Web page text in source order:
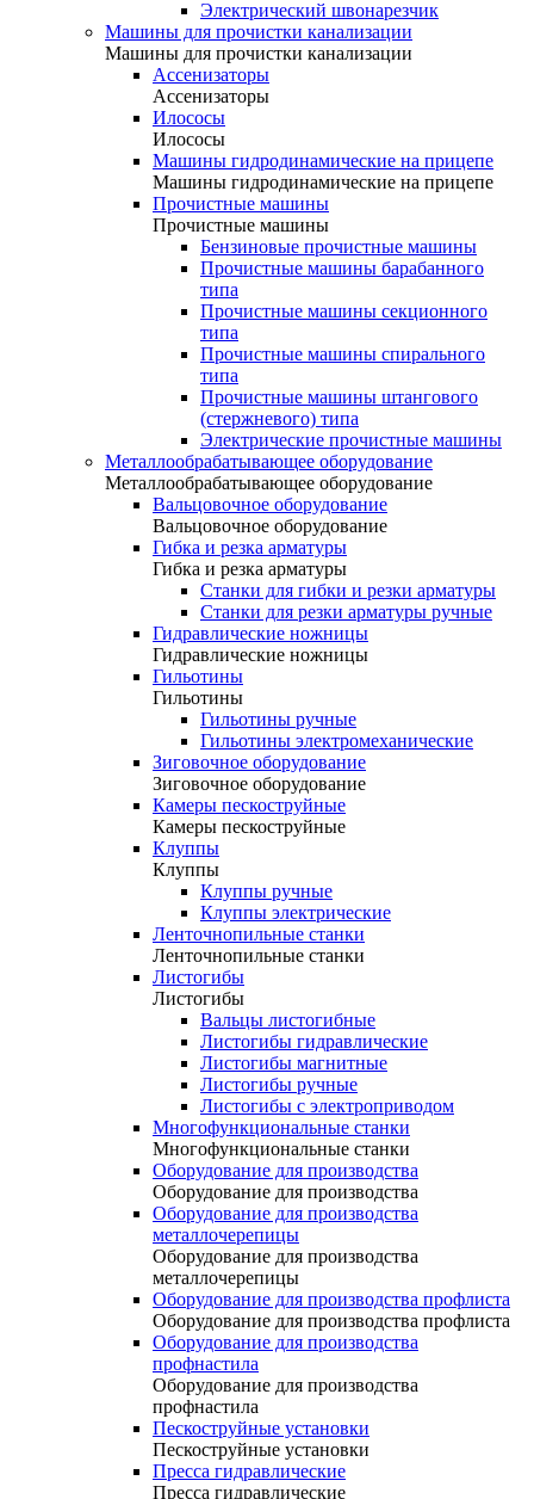
Электрический швонарезчик
Машины для прочистки канализации
Машины для прочистки канализации
Ассенизаторы
Ассенизаторы
Илососы
Илососы
Машины гидродинамические на прицепе
Машины гидродинамические на прицепе
Прочистные машины
Прочистные машины
Бензиновые прочистные машины
Прочистные машины барабанного
типа
Прочистные машины секционного
типа
Прочистные машины спирального
типа
Прочистные машины штангового
(стержневого) типа
Электрические прочистные машины
Металлообрабатывающее оборудование
Металлообрабатывающее оборудование
Вальцовочное оборудование
Вальцовочное оборудование
Гибка и резка арматуры
Гибка и резка арматуры
Станки для гибки и резки арматуры
Станки для резки арматуры ручные
Гидравлические ножницы
Гидравлические ножницы
Гильотины
Гильотины
Гильотины ручные
Гильотины электромеханические
Зиговочное оборудование
Зиговочное оборудование
Камеры пескоструйные
Камеры пескоструйные
Клуппы
Клуппы
Клуппы ручные
Клуппы электрические
Ленточнопильные станки
Ленточнопильные станки
Листогибы
Листогибы
Вальцы листогибные
Листогибы гидравлические
Листогибы магнитные
Листогибы ручные
Листогибы с электроприводом
Многофункциональные станки
Многофункциональные станки
Оборудование для производства
Оборудование для производства
Оборудование для производства
металлочерепицы
Оборудование для производства
металлочерепицы
Оборудование для производства профлиста
Оборудование для производства профлиста
Оборудование для производства
профнастила
Оборудование для производства
профнастила
Пескоструйные установки
Пескоструйные установки
Пресса гидравлические
Пресса гидравлические